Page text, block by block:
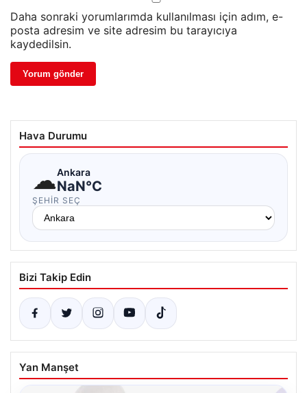
Daha sonraki yorumlarımda kullanılması için adım, e-
posta adresim ve site adresim bu tarayıcıya
kaydedilsin.
Hava Durumu
☁Ankara
NaN°C
ŞEHIR SEÇ
Bizi Takip Edin
Yan Manşet